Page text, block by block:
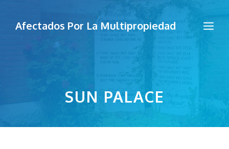
Afectados Por La Multipropiedad
SUN PALACE